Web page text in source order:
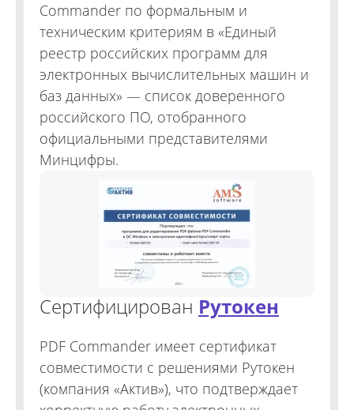
Commander по формальным и
техническим критериям в «Единый
реестр российских программ для
электронных вычислительных машин и
баз данных» — список доверенного
российского ПО, отобранного
официальными представителями
Минцифры.
Сертифицирован Рутокен
PDF Commander имеет сертификат
совместимости с решениями Рутокен
(компания «Актив»), что подтверждает